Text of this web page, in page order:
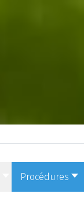
Procédures